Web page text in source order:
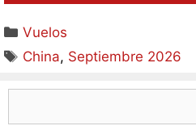
Vuelos
China, Septiembre 2026